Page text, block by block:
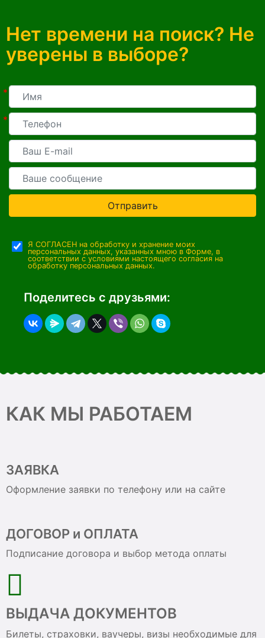
Нет времени на поиск? Не
уверены в выборе?
*
*
Отправить
Я СОГЛАСЕН на обработку и хранение моих
персональных данных, указанных мною в Форме, в
соответствии с условиями настоящего согласия на
обработку персональных данных.
Поделитесь с друзьями:
КАК МЫ РАБОТАЕМ
ЗАЯВКА
Оформление заявки по телефону или на сайте
ДОГОВОР и ОПЛАТА
Подписание договора и выбор метода оплаты
ВЫДАЧА ДОКУМЕНТОВ
Билеты, страховки, ваучеры, визы необходимые для